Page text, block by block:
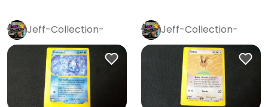
Jeff-Collection-
Rétro Pro
Jeff-Collection-
Rétro Pro